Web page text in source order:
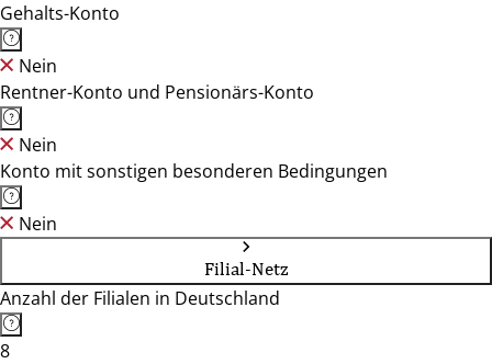
Gehalts-Konto
Nein
Rentner-Konto und Pensionärs-Konto
Nein
Konto mit sonstigen besonderen Bedingungen
Nein
Filial-Netz
Anzahl der Filialen in Deutschland
8